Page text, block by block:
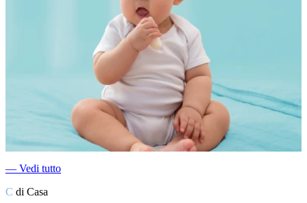
― Vedi tutto
C di Casa